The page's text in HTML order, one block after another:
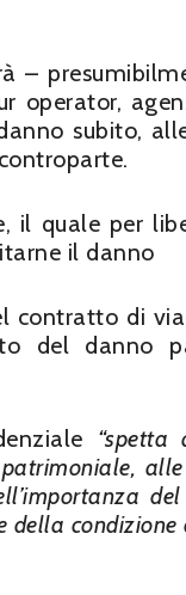
–
subito,
il quale per
il danno
contratto di
del danno
condizione